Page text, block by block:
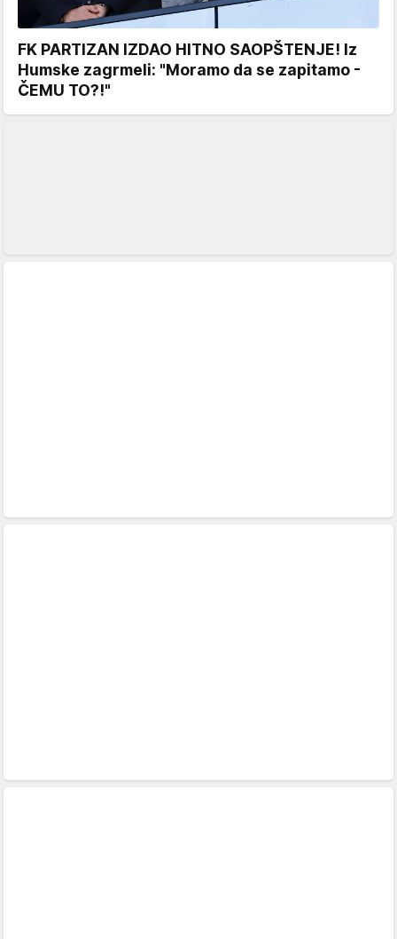
FK PARTIZAN IZDAO HITNO SAOPŠTENJE! Iz
Humske zagrmeli: "Moramo da se zapitamo -
ČEMU TO?!"